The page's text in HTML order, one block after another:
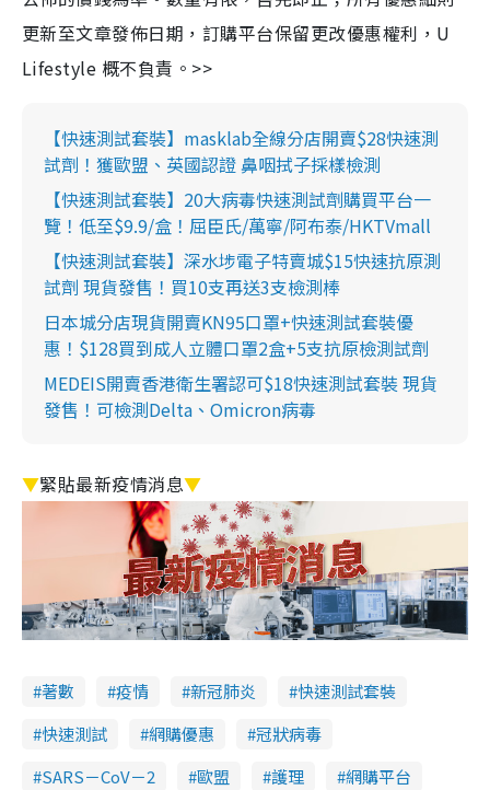
更新至文章發佈日期，訂購平台保留更改優惠權利，U
Lifestyle 概不負責。>>
【快速測試套裝】masklab全線分店開賣$28快速測
試劑！獲歐盟、英國認證 鼻咽拭子採樣檢測
【快速測試套裝】20大病毒快速測試劑購買平台一
覽！低至$9.9/盒！屈臣氏/萬寧/阿布泰/HKTVmall
【快速測試套裝】深水埗電子特賣城$15快速抗原測
試劑 現貨發售！買10支再送3支檢測棒
日本城分店現貨開賣KN95口罩+快速測試套裝優
惠！$128買到成人立體口罩2盒+5支抗原檢測試劑
MEDEIS開賣香港衛生署認可$18快速測試套裝 現貨
發售！可檢測Delta、Omicron病毒
▼緊貼最新疫情消息▼
著數 疫情 新冠肺炎
快速測試套裝
快速測試
網購優惠
冠狀病毒
SARS－CoV－2
歐盟 護理
網購平台